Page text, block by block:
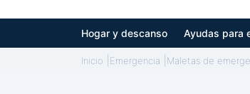
Hogar y descanso Ayudas para
Inicio Emergencia Maletas de